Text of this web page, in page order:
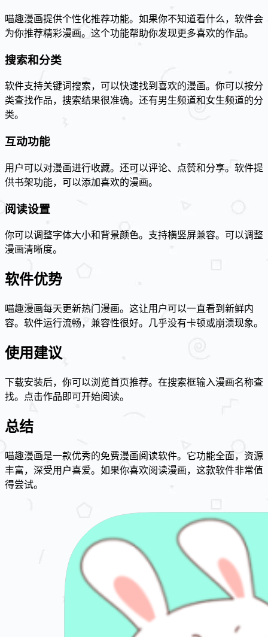
喵趣漫画提供个性化推荐功能。如果你不知道看什么，软件会
为你推荐精彩漫画。这个功能帮助你发现更多喜欢的作品。
搜索和分类
软件支持关键词搜索，可以快速找到喜欢的漫画。你可以按分
类查找作品，搜索结果很准确。还有男生频道和女生频道的分
类。
互动功能
用户可以对漫画进行收藏。还可以评论、点赞和分享。软件提
供书架功能，可以添加喜欢的漫画。
阅读设置
你可以调整字体大小和背景颜色。支持横竖屏兼容。可以调整
漫画清晰度。
软件优势
喵趣漫画每天更新热门漫画。这让用户可以一直看到新鲜内
容。软件运行流畅，兼容性很好。几乎没有卡顿或崩溃现象。
使用建议
下载安装后，你可以浏览首页推荐。在搜索框输入漫画名称查
找。点击作品即可开始阅读。
总结
喵趣漫画是一款优秀的免费漫画阅读软件。它功能全面，资源
丰富，深受用户喜爱。如果你喜欢阅读漫画，这款软件非常值
得尝试。